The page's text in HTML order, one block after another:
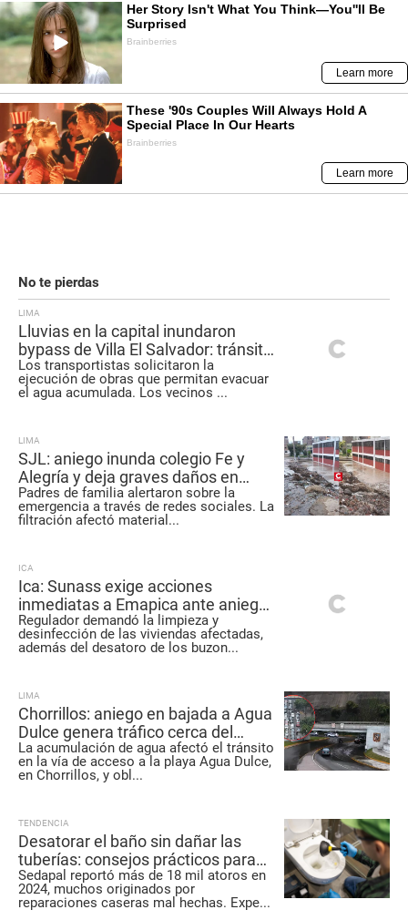
No te pierdas
LIMA
Lluvias en la capital inundaron
bypass de Villa El Salvador: tránsito
se ve afectado en la zona
Los transportistas solicitaron la
ejecución de obras que permitan evacuar
el agua acumulada. Los vecinos ...
LIMA
SJL: aniego inunda colegio Fe y
Alegría y deja graves daños en
aulas y equipos
Padres de familia alertaron sobre la
emergencia a través de redes sociales. La
filtración afectó material ...
ICA
Ica: Sunass exige acciones
inmediatas a Emapica ante aniego
de aguas residuales en San
Joaquín
Regulador demandó la limpieza y
desinfección de las viviendas afectadas,
además del desatoro de los buzon...
LIMA
Chorrillos: aniego en bajada a Agua
Dulce genera tráfico cerca del
Malecón Grau
La acumulación de agua afectó el tránsito
en la vía de acceso a la playa Agua Dulce,
en Chorrillos, y obl ...
TENDENCIA
Desatorar el baño sin dañar las
tuberías: consejos prácticos para
evitar fugas y aniegos
Sedapal reportó más de 18 mil atoros en
2024, muchos originados por
reparaciones caseras mal hechas. Expe...